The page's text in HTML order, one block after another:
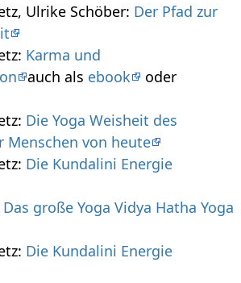
Ulrike Schöber: Der Pfad zur
Karma und
auch als ebook
oder
Die Yoga Weisheit des
Menschen von heute
Die Kundalini Energie
Das große Yoga Vidya Hatha Yoga
Die Kundalini Energie